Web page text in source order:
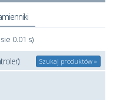
0.01 s)
Szukaj produktów »